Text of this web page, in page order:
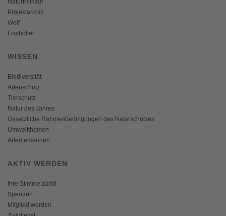
Naturfreikauf
Projektarchiv
Wolf
Fischotter
WISSEN
Biodiversität
Artenschutz
Tierschutz
Natur des Jahres
Gesetzliche Rahmenbedingungen des Naturschutzes
Umweltthemen
Arten erkennen
AKTIV WERDEN
Ihre Stimme zählt!
Spenden
Mitglied werden